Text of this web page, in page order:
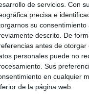
de servicios. Con
precisa e
su
descrito. De
antes de
personales puede no
Sus
en cualquier
de la página web.
de Hadúsirve de
la reacción
se encargan de
el litoral de Ceuta.